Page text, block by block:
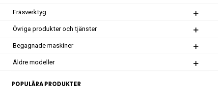
Fräsverktyg
Övriga produkter och tjänster
Begagnade maskiner
Äldre modeller
POPULÄRA PRODUKTER